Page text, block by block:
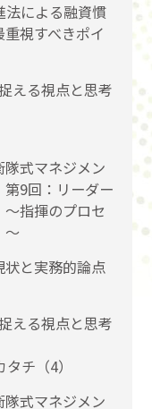
法による融資慣
視すべきポイ
える視点と思考
隊式マネジメン
第9回：リーダー
指揮のプロセ
〜
状と実務的論点
える視点と思考
チ（4）
隊式マネジメン